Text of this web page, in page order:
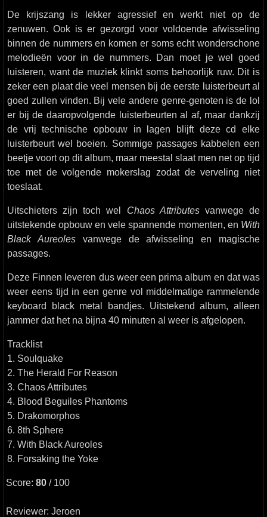
De krijszang is lekker agressief en werkt niet op de
zenuwen. Ook is er gezorgd voor voldoende afwisseling
binnen de nummers en komen er soms echt wonderschone
melodieën voor in de nummers. Dan moet je wel goed
luisteren, want de muziek klinkt soms behoorlijk ruw. Dit is
zeker een plaat die veel mensen bij de eerste luisterbeurt al
goed zullen vinden. Bij vele andere genre-genoten is de lol
er bij de daaropvolgende luisterbeurten al af, maar dankzij
de vrij technische opbouw in lagen blijft deze cd elke
luisterbeurt wel boeien. Sommige passages kabbelen een
beetje voort op dit album, maar meestal slaat men net op tijd
toe met de volgende mokerslag zodat de verveling niet
toeslaat.
Uitschieters zijn toch wel Chaos Attributesvanwege de
uitstekende opbouw en vele spannende momenten, en With
Black Aureolesvanwege de afwisseling en magische
passages.
Deze Finnen leveren dus weer een prima album en dat was
weer eens tijd in een genre vol middelmatige rammelende
keyboard black metal bandjes. Uitstekend album, alleen
jammer dat het na bijna 40 minuten al weer is afgelopen.
Tracklist
1. Soulquake
2. The Herald For Reason
3. Chaos Attributes
4. Blood Beguiles Phantoms
5. Drakomorphos
6. 8th Sphere
7. With Black Aureoles
8. Forsaking the Yoke
Score: 80 / 100
Reviewer: Jeroen